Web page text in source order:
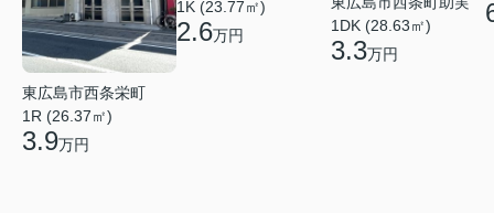
東広島市西条栄町
1R (26.37㎡)
3.9万円
1K (23.77㎡)
2.6万円
1DK (28.63㎡)
3.3万円